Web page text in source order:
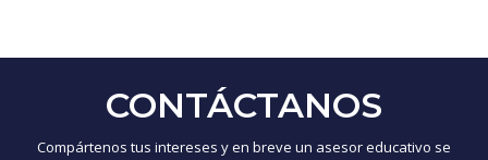
CONTÁCTANOS
Compártenos tus intereses y en breve un asesor educativo se